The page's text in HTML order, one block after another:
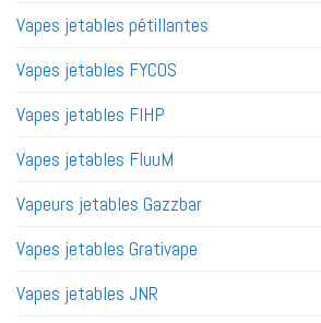
Vapes jetables pétillantes
Vapes jetables FYCOS
Vapes jetables FIHP
Vapes jetables FluuM
Vapeurs jetables Gazzbar
Vapes jetables Grativape
Vapes jetables JNR